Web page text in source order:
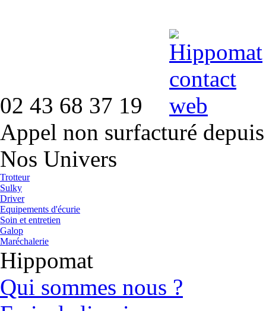
02 43 68 37 19
Appel non surfacturé
Nos Univers
Trotteur
Sulky
Driver
Equipements d'écurie
Soin et entretien
Galop
Maréchalerie
Hippomat
Qui sommes nous ?